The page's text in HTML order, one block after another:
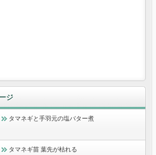
ジ
タマネギと手羽元の塩バター煮
タマネギ苗 葉先が枯れる